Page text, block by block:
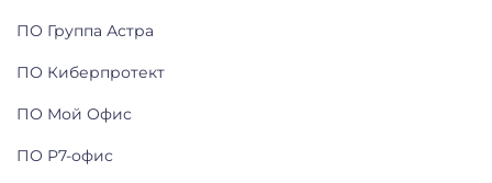
ПО Группа Астра
ПО Киберпротект
ПО Мой Офис
ПО Р7-офис